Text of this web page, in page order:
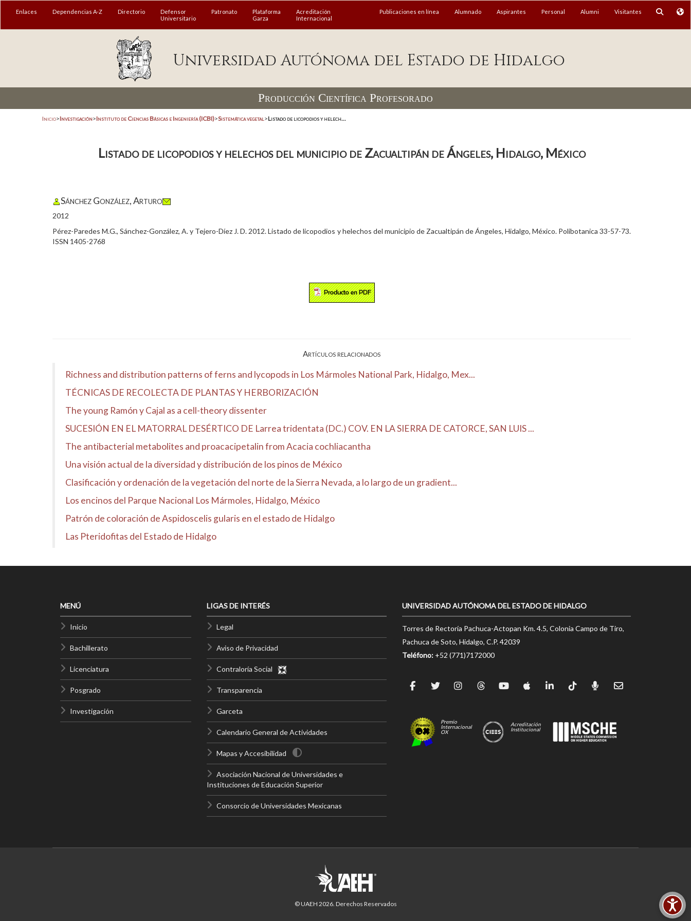
Enlaces Dependencias A-Z Directorio
Defensor
Universitario
Patronato
Plataforma
Garza
Acreditación
Internacional
Publicaciones en línea Alumnado Aspirantes Personal Alumni Visitantes
Universidad Autónoma del Estado de Hidalgo
Producción Científica Profesorado
Inicio>Investigación>Instituto de Ciencias Básicas e Ingeniería (ICBI)>Sistemática vegetal>Listado de licopodios y helech...
Listado de licopodios y helechos del municipio de Zacualtipán de Ángeles, Hidalgo, México
Sánchez González, Arturo
2012
Pérez-Paredes M.G., Sánchez-González, A. y Tejero-Díez J. D. 2012. Listado de licopodios y helechos del municipio de Zacualtipán de Ángeles, Hidalgo, México. Polibotanica 33-57-73.
ISSN 1405-2768
Artículos relacionados
Richness and distribution patterns of ferns and lycopods in Los Mármoles National Park, Hidalgo, Mex...
TÉCNICAS DE RECOLECTA DE PLANTAS Y HERBORIZACIÓN
The young Ramón y Cajal as a cell-theory dissenter
SUCESIÓN EN EL MATORRAL DESÉRTICO DE Larrea tridentata (DC.) COV. EN LA SIERRA DE CATORCE, SAN LUIS ...
The antibacterial metabolites and proacacipetalin from Acacia cochliacantha
Una visión actual de la diversidad y distribución de los pinos de México
Clasificación y ordenación de la vegetación del norte de la Sierra Nevada, a lo largo de un gradient...
Los encinos del Parque Nacional Los Mármoles, Hidalgo, México
Patrón de coloración de Aspidoscelis gularis en el estado de Hidalgo
Las Pteridofitas del Estado de Hidalgo
MENÚ
Inicio
Bachillerato
Licenciatura
Posgrado
Investigación
LIGAS DE INTERÉS
Legal
Aviso de Privacidad
Contraloría Social
Transparencia
Garceta
Calendario General de Actividades
Mapas y Accesibilidad
Asociación Nacional de Universidades e
Instituciones de Educación Superior
Consorcio de Universidades Mexicanas
UNIVERSIDAD AUTÓNOMA DEL ESTADO DE HIDALGO
Torres de Rectoría Pachuca-Actopan Km. 4.5, Colonia Campo de Tiro,
Pachuca de Soto, Hidalgo, C.P. 42039
Teléfono: +52 (771)7172000
Premio
Internacional
OX
Acreditación
Institucional
© UAEH 2026. Derechos Reservados